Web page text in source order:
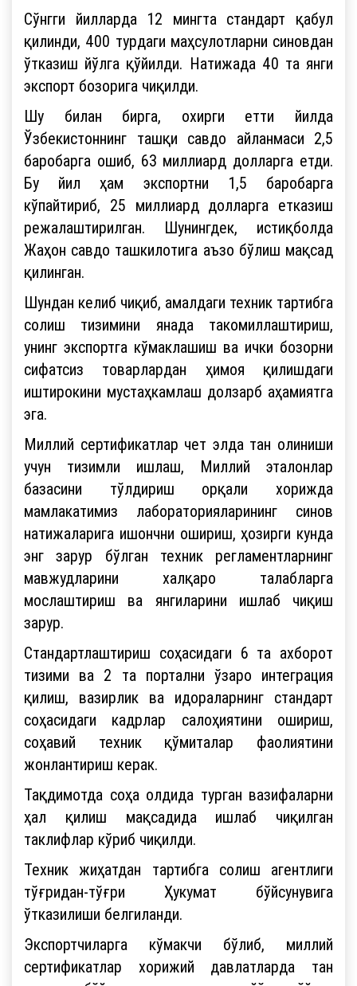
Сўнгги йилларда 12 мингта стандарт қабул
қилинди, 400 турдаги маҳсулотларни синовдан
ўтказиш йўлга қўйилди. Натижада 40 та янги
экспорт бозорига чиқилди.
Шу билан бирга, охирги етти йилда
Ўзбекистоннинг ташқи савдо айланмаси 2,5
баробарга ошиб, 63 миллиард долларга етди.
Бу йил ҳам экспортни 1,5 баробарга
кўпайтириб, 25 миллиард долларга етказиш
режалаштирилган. Шунингдек, истиқболда
Жаҳон савдо ташкилотига аъзо бўлиш мақсад
қилинган.
Шундан келиб чиқиб, амалдаги техник тартибга
солиш тизимини янада такомиллаштириш,
унинг экспортга кўмаклашиш ва ички бозорни
сифатсиз товарлардан ҳимоя қилишдаги
иштирокини мустаҳкамлаш долзарб аҳамиятга
эга.
Миллий сертификатлар чет элда тан олиниши
учун тизимли ишлаш, Миллий эталонлар
базасини тўлдириш орқали хорижда
мамлакатимиз лабораторияларининг синов
натижаларига ишончни ошириш, ҳозирги кунда
энг зарур бўлган техник регламентларнинг
мавжудларини халқаро талабларга
мослаштириш ва янгиларини ишлаб чиқиш
зарур.
Стандартлаштириш соҳасидаги 6 та ахборот
тизими ва 2 та портални ўзаро интеграция
қилиш, вазирлик ва идораларнинг стандарт
соҳасидаги кадрлар салоҳиятини ошириш,
соҳавий техник қўмиталар фаолиятини
жонлантириш керак.
Тақдимотда соҳа олдида турган вазифаларни
ҳал қилиш мақсадида ишлаб чиқилган
таклифлар кўриб чиқилди.
Техник жиҳатдан тартибга солиш агентлиги
тўғридан-тўғри Ҳукумат бўйсунувига
ўтказилиши белгиланди.
Экспортчиларга кўмакчи бўлиб, миллий
сертификатлар хорижий давлатларда тан